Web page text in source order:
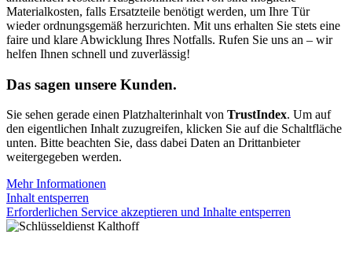
Materialkosten, falls Ersatzteile benötigt werden, um Ihre Tür
wieder ordnungsgemäß herzurichten. Mit uns erhalten Sie stets eine
faire und klare Abwicklung Ihres Notfalls. Rufen Sie uns an – wir
helfen Ihnen schnell und zuverlässig!
Das sagen unsere Kunden.
Sie sehen gerade einen Platzhalterinhalt von TrustIndex. Um auf
den eigentlichen Inhalt zuzugreifen, klicken Sie auf die Schaltfläche
unten. Bitte beachten Sie, dass dabei Daten an Drittanbieter
weitergegeben werden.
Mehr Informationen
Inhalt entsperren
Erforderlichen Service akzeptieren und Inhalte entsperren